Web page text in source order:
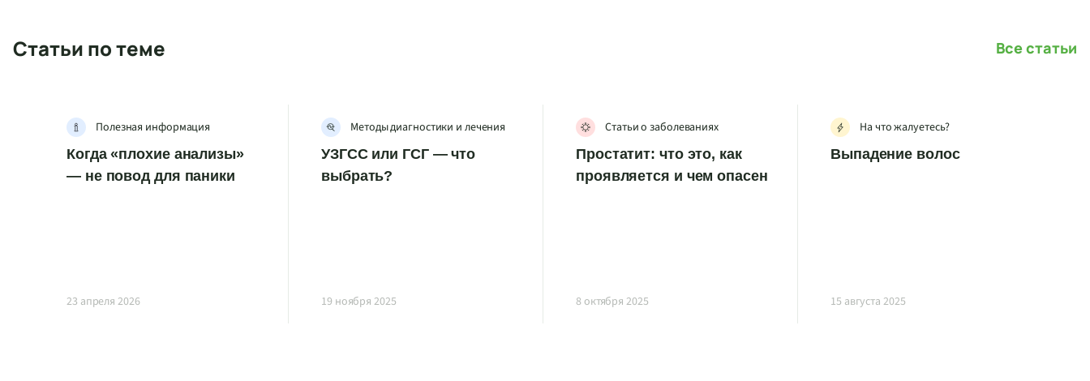
Статьи по теме Все статьи
Полезная информация
Когда «плохие анализы»
— не повод для паники
23 апреля 2026
Методы диагностики и лечения
УЗГСС или ГСГ — что
выбрать?
19 ноября 2025
Статьи о заболеваниях
Простатит: что это, как
проявляется и чем опасен
8 октября 2025
На что жалуетесь?
Выпадение волос
15 августа 2025